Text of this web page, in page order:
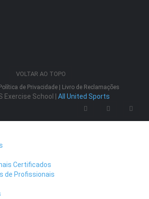
VOLTAR AO TOPO
Política de Privacidade Livro de Reclamações
Exercise School | All United Sports
Certificados
de Profissionais